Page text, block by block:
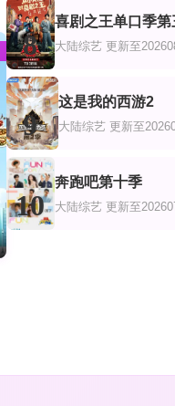
8
喜剧之王单口季第
大陆综艺 更新至
9
这是我的西游2
大陆综艺 更新至
10
奔跑吧第十季
大陆综艺 更新至